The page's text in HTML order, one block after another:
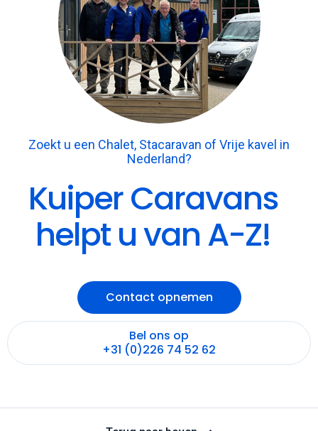
Zoekt u een Chalet, Stacaravan of Vrije kavel in
Nederland?
Kuiper Caravans
helpt u van A-Z!
Contact opnemen
Bel ons op
+31 (0)226 74 52 62